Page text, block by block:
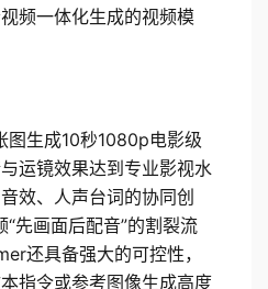
频一体化生成的视频模
生成10秒1080p电影级
运镜效果达到专业影视水
效、人声台词的协同创
先画面后配音”的割裂流
还具备强大的可控性，
指令或参考图像生成高度